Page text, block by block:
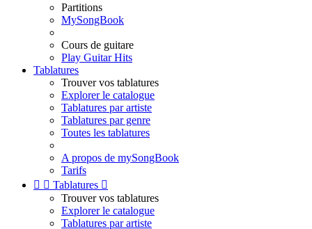
Partitions
MySongBook
Cours de guitare
Play Guitar Hits
Tablatures
Trouver vos tablatures
Explorer le catalogue
Tablatures par artiste
Tablatures par genre
Toutes les tablatures
A propos de mySongBook
Tarifs
  Tablatures 
Trouver vos tablatures
Explorer le catalogue
Tablatures par artiste